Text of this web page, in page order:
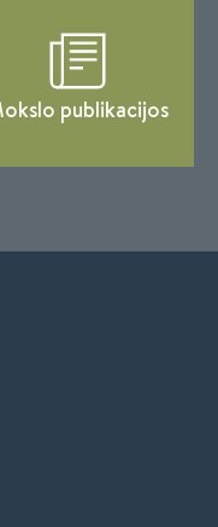
publikacijos